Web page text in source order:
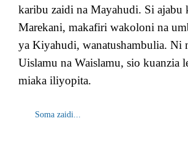
karibu zaidi na Mayahudi. Si ajabu
Marekani, makafiri wakoloni na
ya Kiyahudi, wanatushambulia. Ni
Uislamu na Waislamu, sio kuanzia
miaka iliyopita.
Soma zaidi...